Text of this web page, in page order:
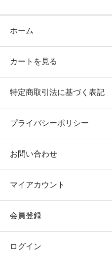
ホーム
カートを見る
特定商取引法に基づく表記
プライバシーポリシー
お問い合わせ
マイアカウント
会員登録
ログイン